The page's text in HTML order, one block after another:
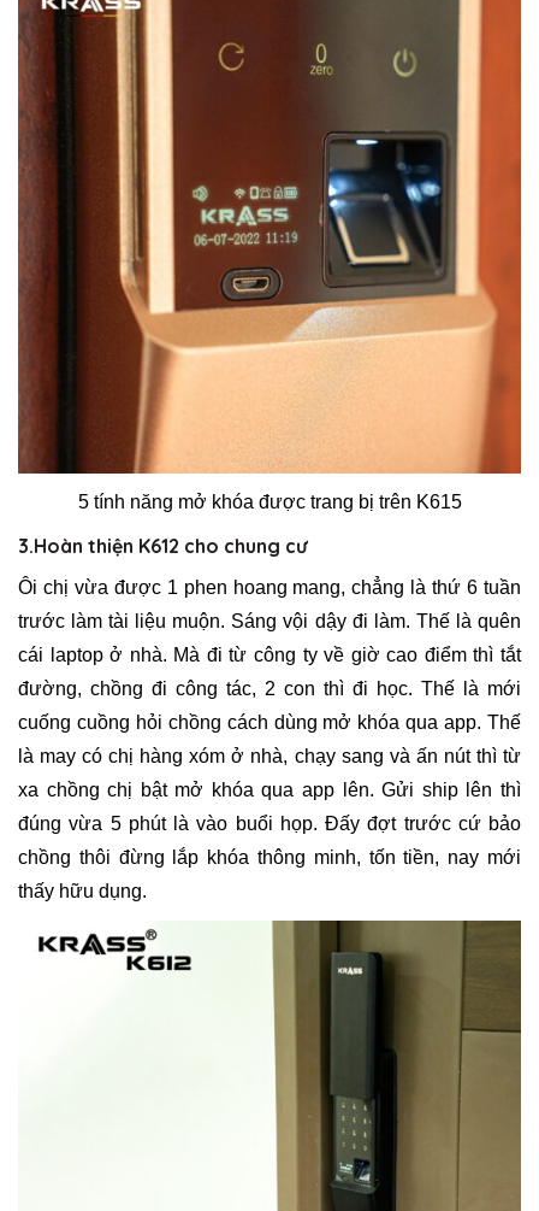
5 tính năng mở khóa được trang bị trên K615
3.Hoàn thiện K612 cho chung cư
Ôi chị vừa được 1 phen hoang mang, chẳng là thứ 6 tuần
trước làm tài liệu muộn. Sáng vội dậy đi làm. Thế là quên
cái laptop ở nhà. Mà đi từ công ty về giờ cao điểm thì tắt
đường, chồng đi công tác, 2 con thì đi học. Thế là mới
cuống cuồng hỏi chồng cách dùng mở khóa qua app. Thế
là may có chị hàng xóm ở nhà, chạy sang và ấn nút thì từ
xa chồng chị bật mở khóa qua app lên. Gửi ship lên thì
đúng vừa 5 phút là vào buổi họp. Đấy đợt trước cứ bảo
chồng thôi đừng lắp khóa thông minh, tốn tiền, nay mới
thấy hữu dụng.